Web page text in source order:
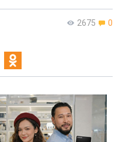
2675 0